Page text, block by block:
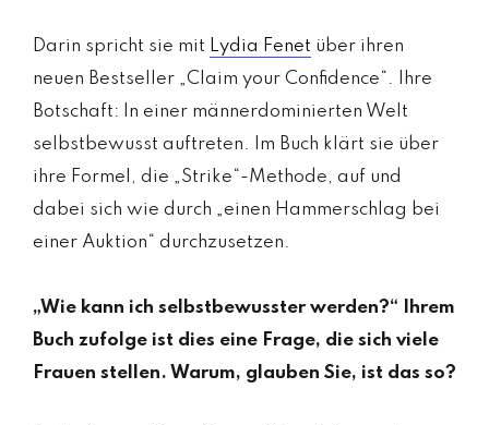
MODE, BEAUTY, TRAVEL, MENTAL HEALTH
Darin spricht sie mit Lydia Fenet über ihren
neuen Bestseller „Claim your Confidence“. Ihre
Botschaft: In einer männerdominierten Welt
selbstbewusst auftreten. Im Buch klärt sie über
ihre Formel, die „Strike“-Methode, auf und
dabei sich wie durch „einen Hammerschlag bei
einer Auktion“ durchzusetzen.
„Wie kann ich selbstbewusster werden?“ Ihrem
Buch zufolge ist dies eine Frage, die sich viele
Frauen stellen. Warum, glauben Sie, ist das so?